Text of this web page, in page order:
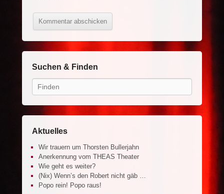
Suchen & Finden
Search
Aktuelles
Wir trauern um Thorsten Bullerjahn
Anerkennung vom THEAS Theater
Wie geht es weiter?
(Nix) Wenn’s den Robert nicht gäb …
Popo rein! Popo raus!